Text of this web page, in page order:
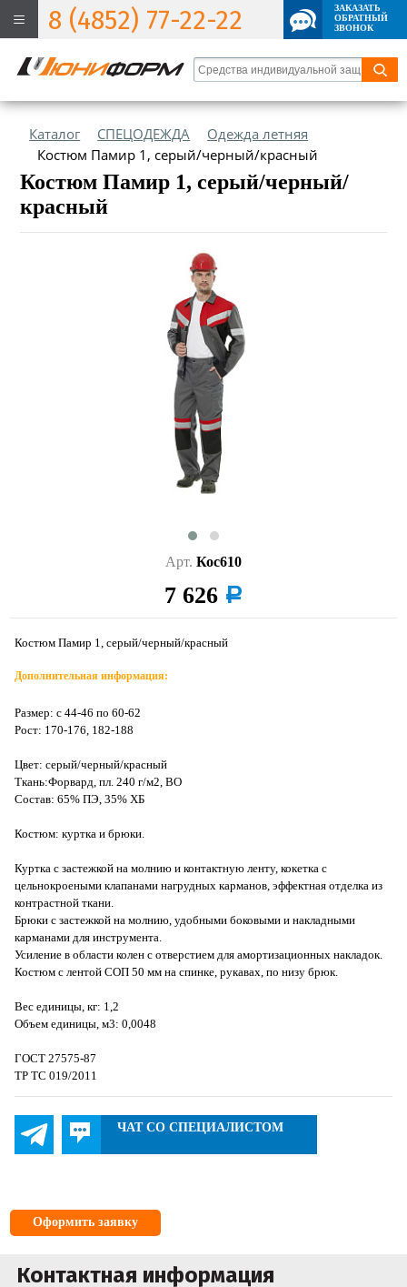
8 (4852) 77-22-22
ЗАКАЗАТЬ
ОБРАТНЫЙ
ЗВОНОК
Каталог СПЕЦОДЕЖДА
Одежда летняя
Костюм Памир 1, серый/черный/красный
Костюм Памир 1, серый/черный/
красный
Арт. Кос610
7 626 a
Костюм Памир 1, серый/черный/красный
Дополнительная информация:
Размер: с 44-46 по 60-62
Рост: 170-176, 182-188
Цвет: серый/черный/красный
Ткань:Форвард, пл. 240 г/м2, ВО
Состав: 65% ПЭ, 35% ХБ
Костюм: куртка и брюки.
Куртка с застежкой на молнию и контактную ленту, кокетка с
цельнокроеными клапанами нагрудных карманов, эффектная отделка из
контрастной ткани.
Брюки с застежкой на молнию, удобными боковыми и накладными
карманами для инструмента.
Усиление в области колен с отверстием для амортизационных накладок.
Костюм с лентой СОП 50 мм на спинке, рукавах, по низу брюк.
Вес единицы, кг: 1,2
Объем единицы, м3: 0,0048
ГОСТ 27575-87
ТР ТС 019/2011
ЧАТ СО СПЕЦИАЛИСТОМ
Оформить заявку
Контактная информация